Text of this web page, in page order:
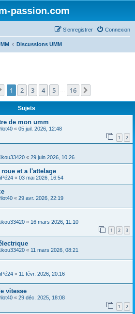
passion.com
Connexion
S’enregistrer
Discussions UMM
Page 1sur16
1 2 3 4 5 16
Sujets
de mon umm
« 05 juil. 2026, 12:48
1 2
« 29 juin 2026, 10:26
et a l'attelage
« 03 mai 2026, 16:54
« 29 avr. 2026, 22:19
« 16 mars 2026, 11:10
1 2 3
« 11 mars 2026, 08:21
« 11 févr. 2026, 20:16
vitesse
« 29 déc. 2025, 18:08
1 2